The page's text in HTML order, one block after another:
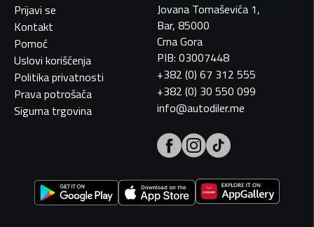
Prijavi se
Kontakt
Pomoć
Uslovi korišćenja
Politika privatnosti
Prava potrošača
Sigurna trgovina
Jovana Tomaševića 1,
Bar, 85000
Crna Gora
PIB: 03007448
+382 (0) 67 312 555
+382 (0) 30 550 099
info@autodiler.me